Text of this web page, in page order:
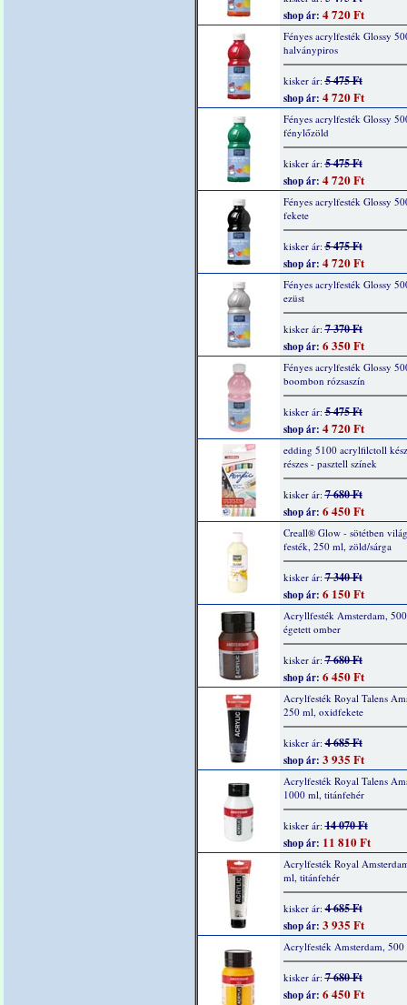
shop ár: 4 720 Ft
Fényes acrylfesték Glossy
halványpiros
kisker ár:5 475 Ft
shop ár: 4 720 Ft
Fényes acrylfesték Glossy
fénylőzöld
kisker ár:5 475 Ft
shop ár: 4 720 Ft
Fényes acrylfesték Glossy
fekete
kisker ár:5 475 Ft
shop ár: 4 720 Ft
Fényes acrylfesték Glossy
ezüst
kisker ár:7 370 Ft
shop ár: 6 350 Ft
Fényes acrylfesték Glossy
boombon rózsaszín
kisker ár:5 475 Ft
shop ár: 4 720 Ft
edding 5100 acrylfilctoll
részes - pasztell színek
kisker ár:7 680 Ft
shop ár: 6 450 Ft
Creall® Glow - sötétben
festék, 250 ml, zöld/sárga
kisker ár:7 340 Ft
shop ár: 6 150 Ft
Acryllfesték Amsterdam,
égetett omber
kisker ár:7 680 Ft
shop ár: 6 450 Ft
Acrylfesték Royal Talens
250 ml, oxidfekete
kisker ár:4 685 Ft
shop ár: 3 935 Ft
Acrylfesték Royal Talens
1000 ml, titánfehér
kisker ár:14 070 Ft
shop ár: 11 810 Ft
Acrylfesték Royal
ml, titánfehér
kisker ár:4 685 Ft
shop ár: 3 935 Ft
Acrylfesték Amsterdam, 500
kisker ár:7 680 Ft
shop ár: 6 450 Ft